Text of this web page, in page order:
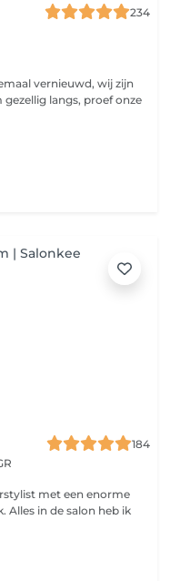
234
vernieuwd, wij zijn
langs, proef onze
184
met een enorme
Alles in de salon heb ik